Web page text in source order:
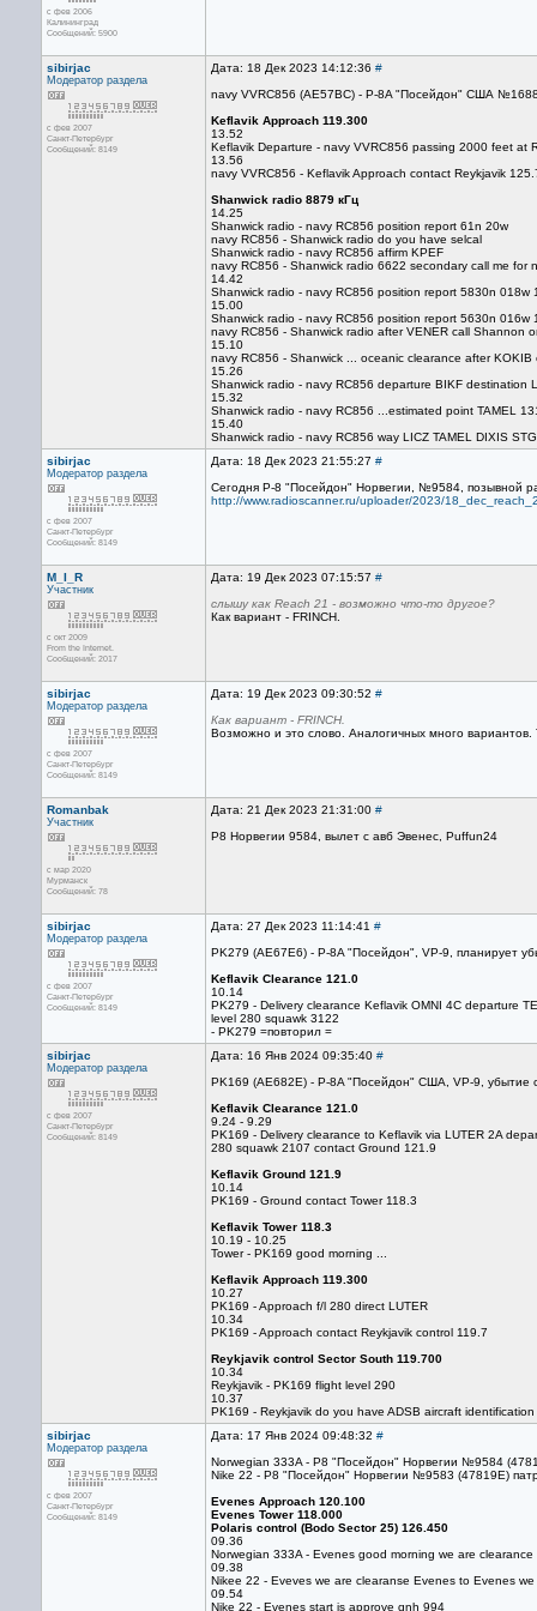
с фев 2006
Калининград
Сообщений: 5900
sibirjac
Модератор раздела
с фев 2007
Санкт-Петербург
Сообщений: 8149
Дата: 18 Дек 2023 14:12:36 #
navy VVRC856 (AE57BC) - P-8A "Посейдон" США
Keflavik Approach 119.300
13.52
Keflavik Departure - navy VVRC856 passing 2000 feet at
13.56
navy VVRC856 - Keflavik Approach contact Reykjavik
Shanwick radio 8879 кГц
14.25
Shanwick radio - navy RC856 position report 61n 20w
navy RC856 - Shanwick radio do you have selcal
Shanwick radio - navy RC856 affirm KPEF
navy RC856 - Shanwick radio 6622 secondary call me for
14.42
Shanwick radio - navy RC856 position report 5830n
15.00
Shanwick radio - navy RC856 position report 5630n
navy RC856 - Shanwick radio after VENER call Shannon
15.10
navy RC856 - Shanwick ... oceanic clearance after KOKIB
15.26
Shanwick radio - navy RC856 departure BIKF destination
15.32
Shanwick radio - navy RC856 ...estimated point TAMEL
15.40
Shanwick radio - navy RC856 way LICZ TAMEL DIXIS
sibirjac
Модератор раздела
с фев 2007
Санкт-Петербург
Сообщений: 8149
Дата: 18 Дек 2023 21:55:27 #
Сегодня P-8 "Посейдон" Норвегии, №9584, позывной
http://www.radioscanner.ru/uploader/2023/
M_I_R
Участник
с окт 2009
From the Internet.
Сообщений: 2017
Дата: 19 Дек 2023 07:15:57 #
слышу как Reach 21 - возможно что-то другое?
Как вариант - FRINCH.
sibirjac
Модератор раздела
с фев 2007
Санкт-Петербург
Сообщений: 8149
Дата: 19 Дек 2023 09:30:52 #
Как вариант - FRINCH.
Возможно и это слово. Аналогичных много вариантов.
Romanbak
Участник
с мар 2020
Мурманск
Сообщений: 78
Дата: 21 Дек 2023 21:31:00 #
P8 Норвегии 9584, вылет с авб Эвенес, Puffun24
sibirjac
Модератор раздела
с фев 2007
Санкт-Петербург
Сообщений: 8149
Дата: 27 Дек 2023 11:14:41 #
PK279 (AE67E6) - P-8A "Посейдон", VP-9, планирует
Keflavik Clearance 121.0
10.14
PK279 - Delivery сlearance Keflavik OMNI 4C departure
level 280 squawk 3122
- PK279 =повторил =
sibirjac
Модератор раздела
с фев 2007
Санкт-Петербург
Сообщений: 8149
Дата: 16 Янв 2024 09:35:40 #
PK169 (AE682E) - P-8A "Посейдон" США, VP-9, убытие
Keflavik Clearance 121.0
9.24 - 9.29
PK169 - Delivery сlearance to Keflavik via LUTER 2A
280 squawk 2107 contact Ground 121.9
Keflavik Ground 121.9
10.14
PK169 - Ground contact Tower 118.3
Keflavik Tower 118.3
10.19 - 10.25
Tower - PK169 good morning ...
Keflavik Approach 119.300
10.27
PK169 - Approach f/l 280 direct LUTER
10.34
PK169 - Approach contact Reykjavik control 119.7
Reykjavik control Sector South 119.700
10.34
Reykjavik - PK169 flight level 290
10.37
PK169 - Reykjavik do you have ADSB aircraft identification
sibirjac
Модератор раздела
с фев 2007
Санкт-Петербург
Сообщений: 8149
Дата: 17 Янв 2024 09:48:32 #
Norwegian 333A - P8 "Посейдон" Норвегии №9584
Nike 22 - P8 "Посейдон" Норвегии №9583 (47819E)
Evenes Approach 120.100
Evenes Tower 118.000
Polaris control (Bodo Sector 25) 126.450
09.36
Norwegian 333A - Evenes good morning we are
09.38
Nikee 22 - Eveves we are clearanse Evenes to Evenes
09.54
Nike 22 - Evenes start is approve qnh 994